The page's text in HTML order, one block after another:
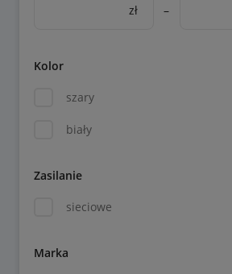
zł –
Kolor
szary
biały
Zasilanie
sieciowe
Marka